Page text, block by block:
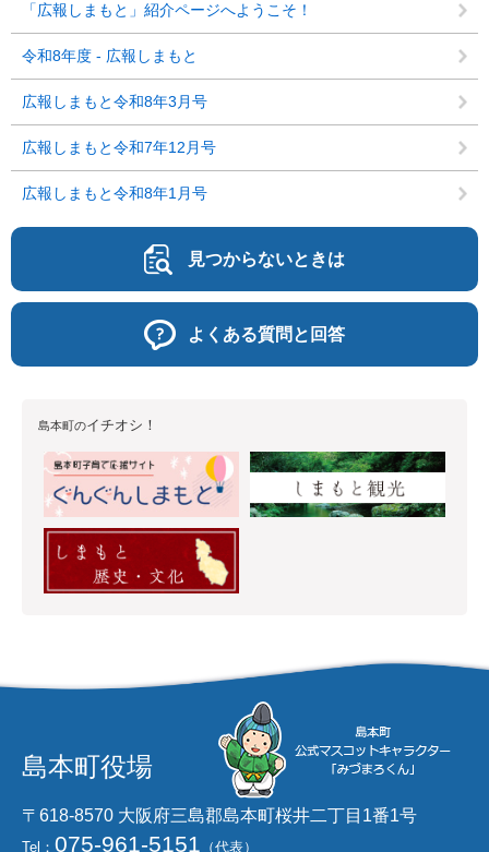
「広報しまもと」紹介ページへようこそ！
令和8年度 - 広報しまもと
広報しまもと令和8年3月号
広報しまもと令和7年12月号
広報しまもと令和8年1月号
見つからないときは
よくある質問と回答
島本町のイチオシ！
島本町役場
〒618-8570 大阪府三島郡島本町桜井二丁目1番1号
Tel： 075-961-5151 （代表）